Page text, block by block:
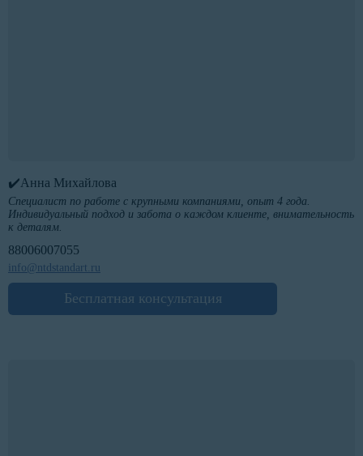
✔️Анна Михайлова
Специалист по работе с крупными компаниями, опыт 4 года.
Индивидуальный подход и забота о каждом клиенте, внимательность
к деталям.
88006007055
info@ntdstandart.ru
Бесплатная консультация